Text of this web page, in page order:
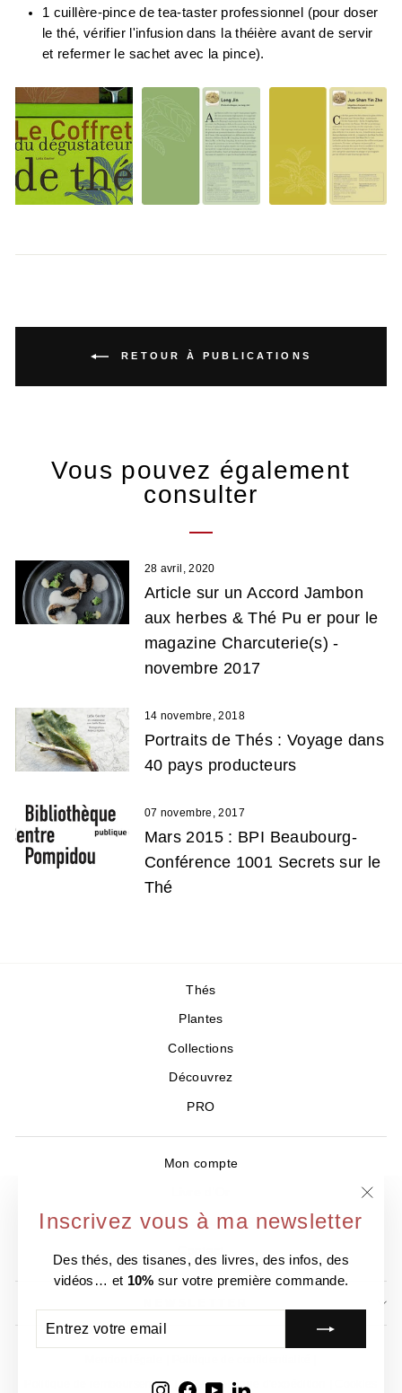
Inscrivez vous à ma newsletter
Des thés, des tisanes, des livres, des infos, des
vidéos… et 10% sur votre première commande.
VOTRE
EMAIL
InstagramFacebook
YouTubeLinkedIn
1 cuillère-pince de tea-taster professionnel (pour doser
le thé, vérifier l'infusion dans la théière avant de servir
et refermer le sachet avec la pince).
RETOUR À PUBLICATIONS
Vous pouvez également
consulter
28 avril, 2020
Article sur un Accord Jambon
aux herbes & Thé Pu er pour le
magazine Charcuterie(s) -
novembre 2017
14 novembre, 2018
Portraits de Thés : Voyage dans
40 pays producteurs
07 novembre, 2017
Mars 2015 : BPI Beaubourg-
Conférence 1001 Secrets sur le
Thé
Thés
Plantes
Collections
Découvrez
PRO
Mon compte
Où nous trouver ?
Politique de remboursement
CGV Politique d'expédition